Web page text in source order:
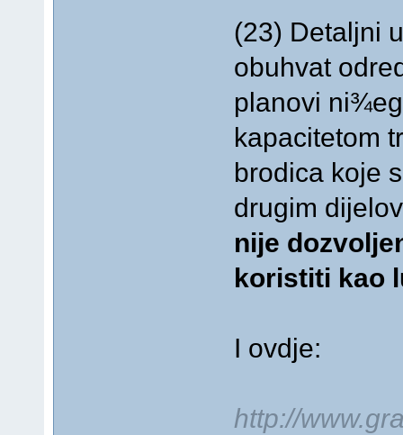
(23) Detaljni
obuhvat
planovi
kapacitetom
brodica koje
drugim
nije
koristiti kao
I ovdje:
http://